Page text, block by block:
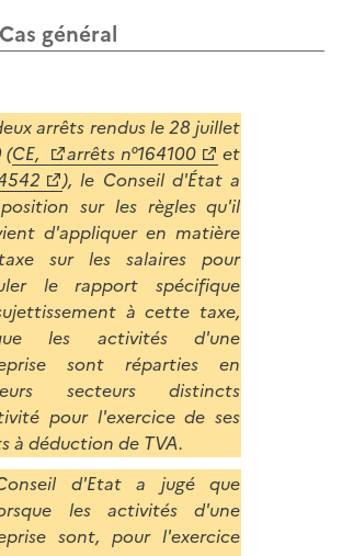
général
arrêts rendus le 28 juillet
(CE, arrêts n°164100
et
), le Conseil d'État a
sur les règles qu'il
d'appliquer en matière
sur les salaires pour
le rapport spécifique
à cette taxe,
les activités d'une
sont réparties en
secteurs distincts
pour l'exercice de ses
à déduction de TVA.
d'Etat a jugé que
les activités d'une
sont, pour l'exercice